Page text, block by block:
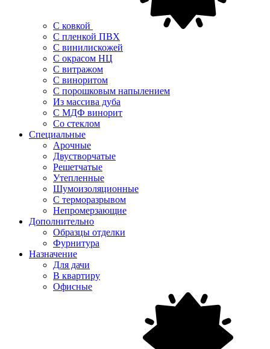
С ковкой
С пленкой ПВХ
С винилискожей
С окрасом НЦ
С витражом
С виноритом
С порошковым напылением
Из массива дуба
С МДФ винорит
Со стеклом
Специальные
Арочные
Двустворчатые
Решетчатые
Утепленные
Шумоизоляционные
С терморазрывом
Непромерзающие
Дополнительно
Образцы отделки
Фурнитура
Назначение
Для дачи
В квартиру
Офисные